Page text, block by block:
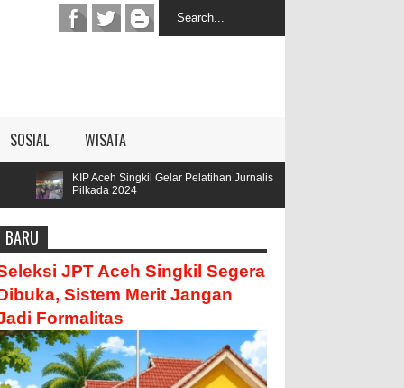
SOSIAL WISATA
Singkil Gelar Pelatihan Jurnalis
2024
Parengge Rengge
BARU
JPT Aceh Singkil Segera
Sistem Merit Jangan
Formalitas